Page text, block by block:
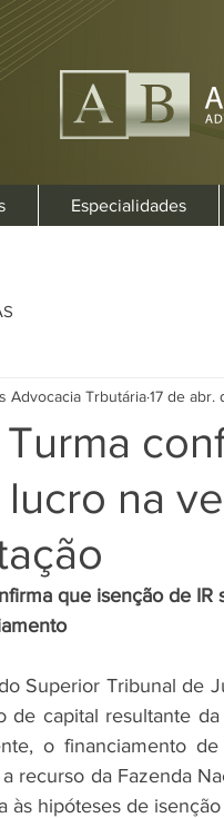
Especialidades
Turma
lucro na
Advocacia Trbutária17 de abr.
que isenção de
Superior Tribunal de
de capital resultante
o financiamento
recurso da Fazenda
às hipóteses de